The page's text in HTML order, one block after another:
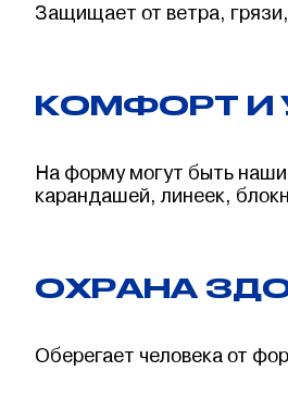
Защищает от ветра,
КОМФОРТ И
На форму могут быть
карандашей, линеек,
ОХРАНА
Оберегает человека от